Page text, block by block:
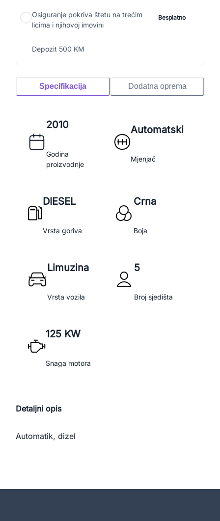
Osiguranje pokriva štetu na trećim
licima i njihovoj imovini
Depozit 500 KM
Besplatno
Specifikacija Dodatna oprema
2010
Godina
proizvodnje
Automatski
Mjenjač
DIESEL
Vrsta goriva
Crna
Boja
Limuzina
Vrsta vozila
5
Broj sjedišta
125 KW
Snaga motora
Detaljni opis
Automatik, dizel